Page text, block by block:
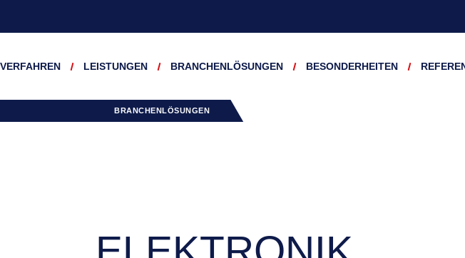
VERFAHREN LEISTUNGEN BRANCHENLÖSUNGEN BESONDERHEITEN
BRANCHENLÖSUNGEN